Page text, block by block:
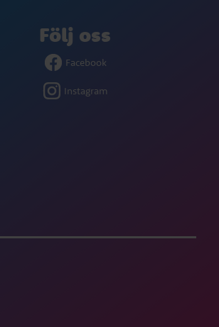
Följ oss
Facebook
Instagram